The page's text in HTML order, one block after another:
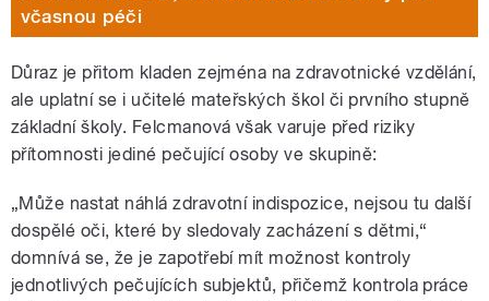
včasnou péči
Důraz je přitom kladen zejména na zdravotnické vzdělání,
ale uplatní se i učitelé mateřských škol či prvního stupně
základní školy. Felcmanová však varuje před riziky
přítomnosti jediné pečující osoby ve skupině:
„Může nastat náhlá zdravotní indispozice, nejsou tu další
dospělé oči, které by sledovaly zacházení s dětmi,“
domnívá se, že je zapotřebí mít možnost kontroly
jednotlivých pečujících subjektů, přičemž kontrola práce